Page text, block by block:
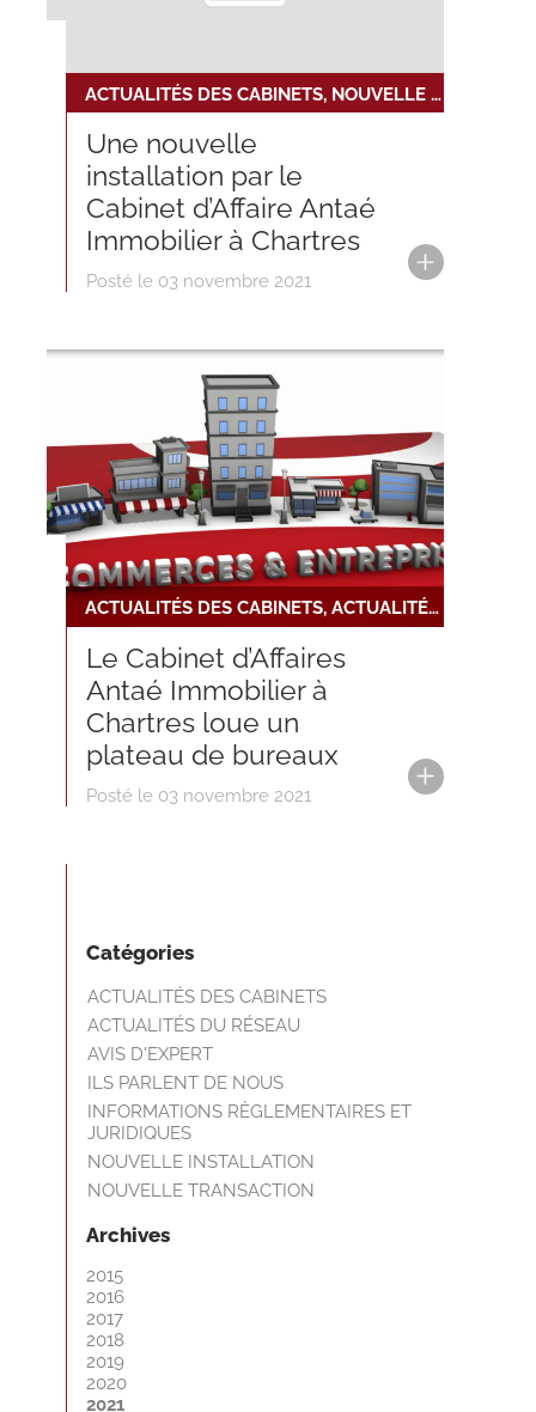
ACTUALITÉS DES CABINETS, NOUVELLE INSTALLATION
Une nouvelle
installation par le
Cabinet d’Affaire Antaé
Immobilier à Chartres
Posté le 03 novembre 2021
ACTUALITÉS DES CABINETS, ACTUALITÉS DU RÉSEAU, NOUVELLE INSTALLATION
Le Cabinet d’Affaires
Antaé Immobilier à
Chartres loue un
plateau de bureaux
Posté le 03 novembre 2021
Catégories
ACTUALITÉS DES CABINETS
ACTUALITÉS DU RÉSEAU
AVIS D'EXPERT
ILS PARLENT DE NOUS
INFORMATIONS RÈGLEMENTAIRES ET
JURIDIQUES
NOUVELLE INSTALLATION
NOUVELLE TRANSACTION
Archives
2015
2016
2017
2018
2019
2020
2021